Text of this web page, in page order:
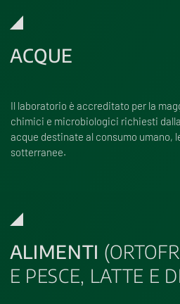
ACQUE
Il laboratorio è accreditato per la
chimici e microbiologici richiesti
acque destinate al consumo umano,
sotterranee.
ALIMENTI
E PESCE, LATTE E